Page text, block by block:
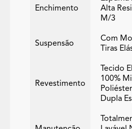
Enchimento
Alta
M/3
Suspensão
Com
Tiras
Revestimento
Tecido
100%
Dupla